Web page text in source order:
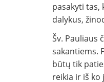
pasakyti tas,
dalykus,
Šv. Pauliaus
sakantiems.
būtų tik
reikia ir iš ko